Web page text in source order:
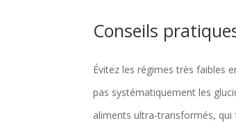
Conseils
Évitez les régimes très faibles
pas systématiquement les
aliments ultra-transformés, qui